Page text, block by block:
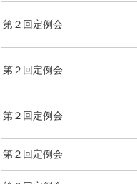
第２回定例会
第２回定例会
第２回定例会
第２回定例会